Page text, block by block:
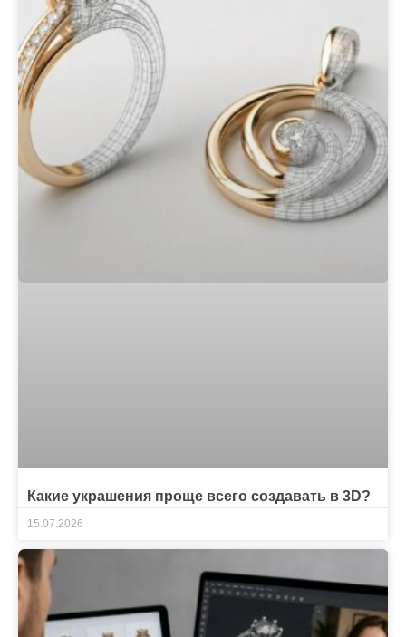
Какие украшения проще всего создавать в 3D?
15.07.2026